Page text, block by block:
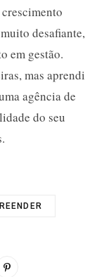
desafiante,
em gestão.
mas aprendi
agência de
do seu